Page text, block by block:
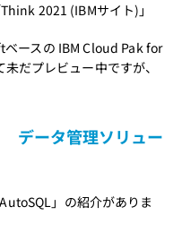
Think 2021 (IBMサイト)」
ースの IBM Cloud Pak for
だプレビュー中ですが、
データ管理ソリュー
」の紹介がありま